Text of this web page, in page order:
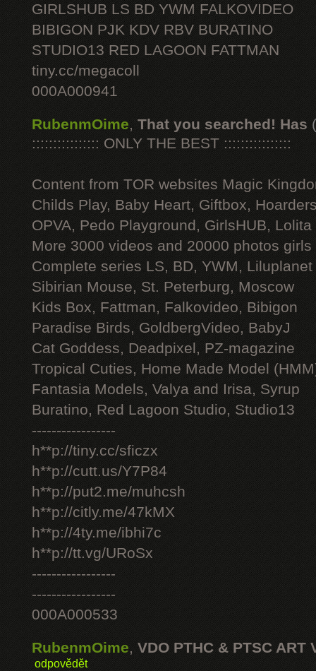
GIRLSHUB LS BD YWM FALKOVIDEO
BIBIGON PJK KDV RBV BURATINO
STUDIO13 RED LAGOON FATTMAN
tiny.cc/megacoll
000A000941
RubenmOime, That you searched! Has
:::::::::::::::: ONLY THE BEST ::::::::::::::::
Content from TOR websites Magic
Childs Play, Baby Heart, Giftbox,
OPVA, Pedo Playground, GirlsHUB, Lolita
More 3000 videos and 20000 photos
Complete series LS, BD, YWM, Liluplanet
Sibirian Mouse, St. Peterburg, Moscow
Kids Box, Fattman, Falkovideo, Bibigon
Paradise Birds, GoldbergVideo, BabyJ
Cat Goddess, Deadpixel, PZ-magazine
Tropical Cuties, Home Made Model
Fantasia Models, Valya and Irisa, Syrup
Buratino, Red Lagoon Studio, Studio13
-----------------
h**p://tiny.cc/sficzx
h**p://cutt.us/Y7P84
h**p://put2.me/muhcsh
h**p://citly.me/47kMX
h**p://4ty.me/ibhi7c
h**p://tt.vg/URoSx
-----------------
-----------------
000A000533
RubenmOime, VDO PTHC & PTSC ART
odpovědět